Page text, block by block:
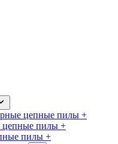
цепные пилы +
цепные пилы +
пилы +